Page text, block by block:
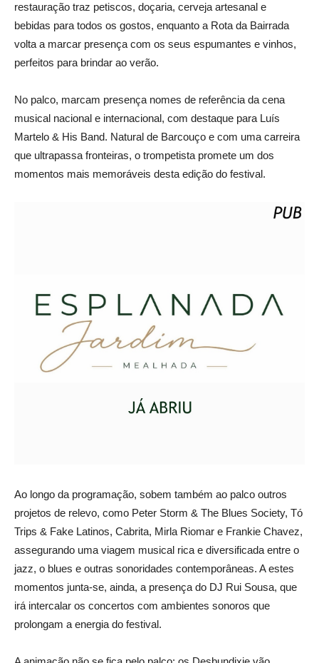
restauração traz petiscos, doçaria, cerveja artesanal e
bebidas para todos os gostos, enquanto a Rota da Bairrada
volta a marcar presença com os seus espumantes e vinhos,
perfeitos para brindar ao verão.
No palco, marcam presença nomes de referência da cena
musical nacional e internacional, com destaque para Luís
Martelo & His Band. Natural de Barcouço e com uma carreira
que ultrapassa fronteiras, o trompetista promete um dos
momentos mais memoráveis desta edição do festival.
Ao longo da programação, sobem também ao palco outros
projetos de relevo, como Peter Storm & The Blues Society, Tó
Trips & Fake Latinos, Cabrita, Mirla Riomar e Frankie Chavez,
assegurando uma viagem musical rica e diversificada entre o
jazz, o blues e outras sonoridades contemporâneas. A estes
momentos junta-se, ainda, a presença do DJ Rui Sousa, que
irá intercalar os concertos com ambientes sonoros que
prolongam a energia do festival.